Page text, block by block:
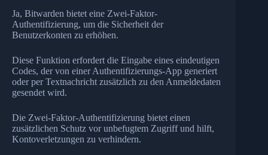
Ja, Bitwarden bietet eine Zwei-Faktor-
Authentifizierung, um die Sicherheit der
Benutzerkonten zu erhöhen.
Diese Funktion erfordert die Eingabe eines eindeutigen
Codes, der von einer Authentifizierungs-App generiert
oder per Textnachricht zusätzlich zu den Anmeldedaten
gesendet wird.
Die Zwei-Faktor-Authentifizierung bietet einen
zusätzlichen Schutz vor unbefugtem Zugriff und hilft,
Kontoverletzungen zu verhindern.